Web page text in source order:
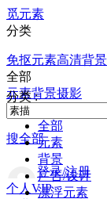
觅元素
分类
免抠元素高清背景
全部
元素背景摄影
搜全部
登录/注册
个人VIP
分类 :
全部
元素
背景
广告/设计
漂浮元素